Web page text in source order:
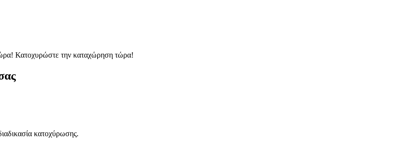
Κατοχυρώστε την καταχώρηση τώρα!
κατοχύρωσης.